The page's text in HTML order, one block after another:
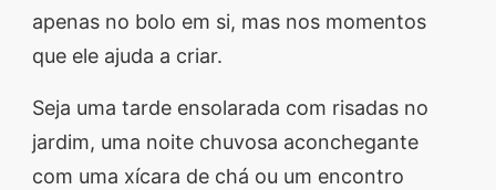
apenas no bolo em si, mas nos momentos
que ele ajuda a criar.
Seja uma tarde ensolarada com risadas no
jardim, uma noite chuvosa aconchegante
com uma xícara de chá ou um encontro